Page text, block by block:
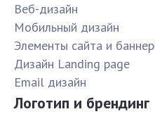
Веб-дизайн
Мобильный дизайн
Элементы сайта и
Дизайн Landing page
Email дизайн
Логотип и брендинг